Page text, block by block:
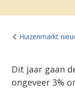
Huizenmarkt
Dit jaar gaan
ongeveer 3%